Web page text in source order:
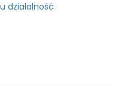
działalność